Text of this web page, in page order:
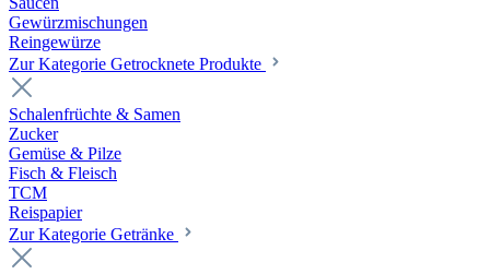
Gewürzmischungen
Reingewürze
Zur Kategorie Getrocknete Produkte
Schalenfrüchte & Samen
Zucker
Gemüse & Pilze
Fisch & Fleisch
TCM
Reispapier
Zur Kategorie Getränke